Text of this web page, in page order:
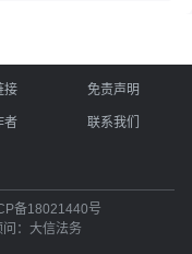
接 免责声明
者 联系我们
备18021440号
：大信法务